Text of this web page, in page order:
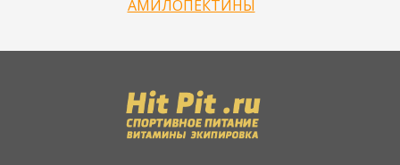
АМИЛОПЕКТИНЫ